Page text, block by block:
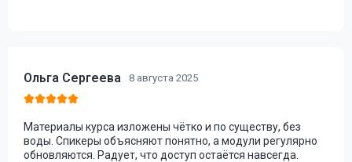
Ольга Сергеева 8 августа 2025
Материалы курса изложены чётко и по существу, без
воды. Спикеры объясняют понятно, а модули регулярно
обновляются. Радует, что доступ остаётся навсегда.